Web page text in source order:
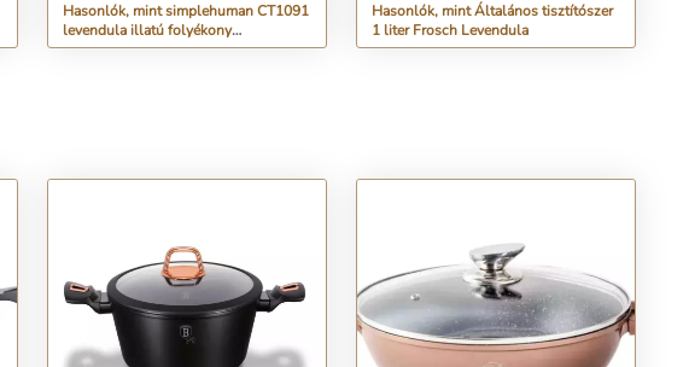
Hasonlók, mint simplehuman CT1091
levendula illatú folyékony
mosogatószer (1 liter)
Hasonlók, mint Általános tisztítószer
1 liter Frosch Levendula